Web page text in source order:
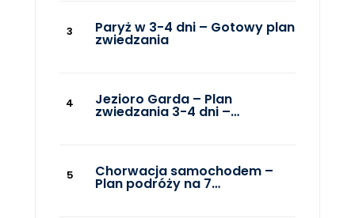
Paryż w 3-4 dni – Gotowy plan
zwiedzania
Jezioro Garda – Plan
zwiedzania 3-4 dni –…
Chorwacja samochodem –
Plan podróży na 7…